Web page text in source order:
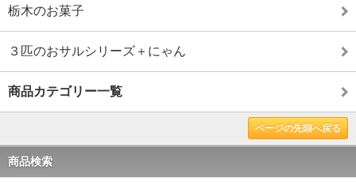
栃木のお菓子
３匹のおサルシリーズ＋にゃん
商品カテゴリー一覧
ページの先頭へ戻る
商品検索